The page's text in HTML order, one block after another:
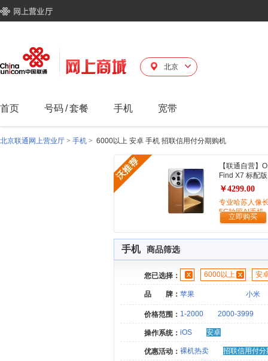
北京
首页 号码/套餐 手机 宽带
北京联通网上营业厅 > 手机 > 6000以上 安卓 手机 招联信用付分期购机
【联通自营】
Find X7 标配版
￥4299.00
专业哈苏人像
5G拍照AI手机
立即购买
手机 商品筛选
您已选择： 6000以上 安
品 牌： 苹果 小米
价格范围： 1-2000 2000-3999
操作系统： iOS 安卓
优惠活动： 裸机热卖 招联信用付分